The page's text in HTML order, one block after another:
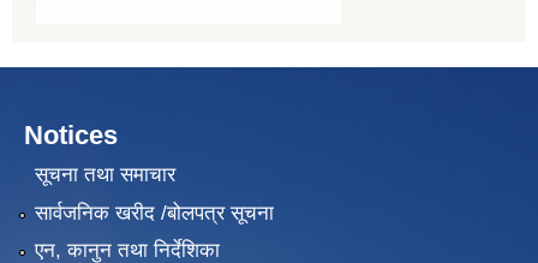
Notices
सूचना तथा समाचार
सार्वजनिक खरीद /बोलपत्र सूचना
एन, कानुन तथा निर्देशिका